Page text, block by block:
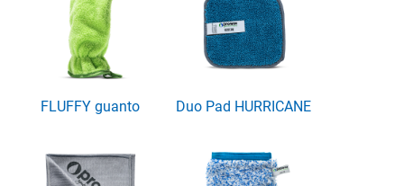
FLUFFY guanto Duo Pad HURRICANE